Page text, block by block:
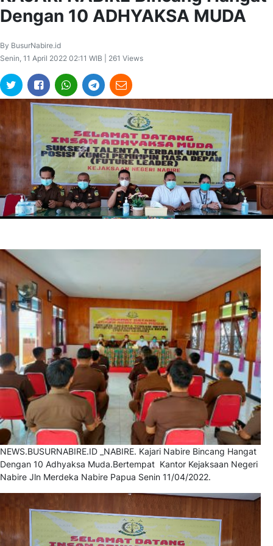
Dengan 10 ADHYAKSA MUDA
By BusurNabire.id
Senin, 11 April 2022 02:11 WIB | 261 Views
NEWS.BUSURNABIRE.ID _NABIRE. Kajari Nabire Bincang Hangat
Dengan 10 Adhyaksa Muda.Bertempat Kantor Kejaksaan Negeri
Nabire Jln Merdeka Nabire Papua Senin 11/04/2022.